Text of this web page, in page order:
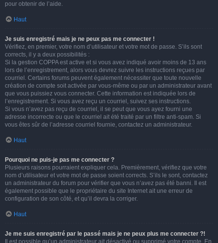
pour obtenir de l’aide.
Haut
Je suis enregistré mais je ne peux pas me connecter !
Vérifiez, en premier, votre nom d’utilisateur et votre mot de passe. S’ils sont
corrects, il y a deux possibilités :
Si la gestion COPPA est active et si vous avez indiqué avoir moins de 13 ans
lors de l’enregistrement, alors vous devrez suivre les instructions reçues par
courriel. Certains forums peuvent également nécessiter que toute nouvelle
création de compte soit activée par vous-même ou par un administrateur avant
que vous puissiez vous connecter. Cette information est indiquée lors de
l’enregistrement. Si vous avez reçu un courriel, suivez ses instructions.
Si vous n’avez pas reçu de courriel, il se peut que vous ayez fourni une
adresse incorrecte ou que le courriel ait été traité par un filtre anti-spam. Si
vous êtes sûr de l’adresse courriel fournie, contactez un administrateur.
Haut
Pourquoi ne puis-je pas me connecter ?
Plusieurs raisons pourraient expliquer cela. Premièrement, vérifiez que votre
nom d’utilisateur et votre mot de passe soient corrects. S’ils le sont, contactez
un administrateur du forum pour vérifier que vous n’avez pas été banni. Il est
également possible que le propriétaire du site Internet ait une erreur de
configuration de son côté, et qu’il devra la corriger.
Haut
Je me suis enregistré par le passé mais je ne peux plus me connecter ?!
Il est possible qu’un administrateur ait désactivé ou supprimé votre compte. En